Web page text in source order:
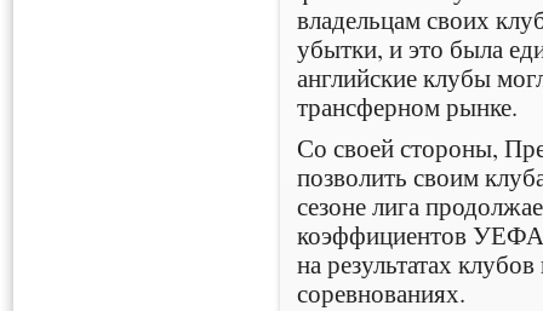
владельцам своих
убытки, и это была
английские клубы
трансферном рынке.
Со своей стороны,
позволить своим
сезоне лига
коэффициентов УЕФА
на результатах
соревнованиях.